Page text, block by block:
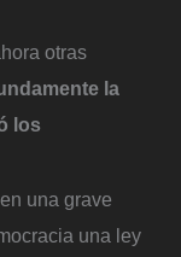
otras
la
los
una grave
una ley